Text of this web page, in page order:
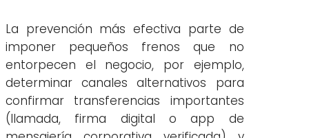
La prevención más efectiva parte de
imponer pequeños frenos que no
entorpecen el negocio, por ejemplo,
determinar canales alternativos para
confirmar transferencias importantes
(llamada, firma digital o app de